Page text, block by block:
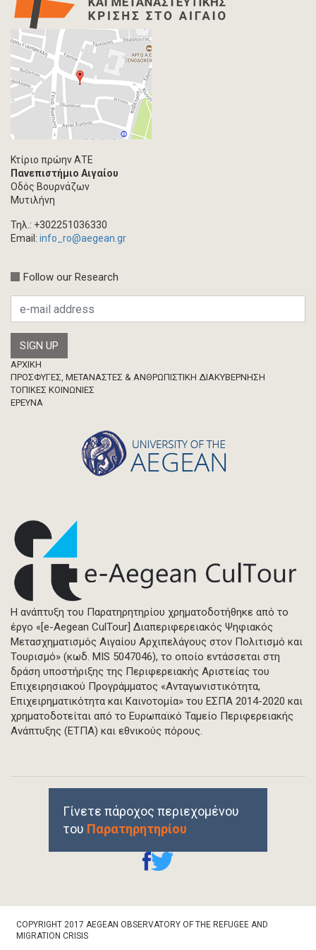
Κτίριο πρώην ΑΤΕ
Πανεπιστήμιο Αιγαίου
Οδός Βουρνάζων
Μυτιλήνη
Τηλ.: +302251036330
Email: info_ro@aegean.gr
Follow our Research
Footer
ΑΡΧΙΚΗ
ΠΡΟΣΦΥΓΕΣ, ΜΕΤΑΝΑΣΤΕΣ & ΑΝΘΡΩΠΙΣΤΙΚΗ ΔΙΑΚΥΒΕΡΝΗΣΗ
ΤΟΠΙΚΕΣ ΚΟΙΝΩΝΙΕΣ
ΈΡΕΥΝΑ
Η ανάπτυξη του Παρατηρητηρίου χρηματοδοτήθηκε από το
έργο «[e-Aegean CulTour] Διαπεριφερειακός Ψηφιακός
Μετασχηματισμός Αιγαίου Αρχιπελάγους στον Πολιτισμό και
Τουρισμό» (κωδ. MIS 5047046), το οποίο εντάσσεται στη
δράση υποστήριξης της Περιφερειακής Αριστείας του
Επιχειρησιακού Προγράμματος «Ανταγωνιστικότητα,
Επιχειρηματικότητα και Καινοτομία» του ΕΣΠΑ 2014-2020 και
χρηματοδοτείται από το Ευρωπαϊκό Ταμείο Περιφερειακής
Ανάπτυξης (ΕΤΠΑ) και εθνικούς πόρους.
Γίνετε πάροχος περιεχομένου
του Παρατηρητηρίου
Footer
Bottom
COPYRIGHT 2017 AEGEAN OBSERVATORY OF THE REFUGEE AND
MIGRATION CRISIS